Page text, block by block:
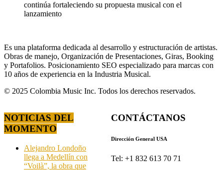
continúa fortaleciendo su propuesta musical con el
lanzamiento
Es una plataforma dedicada al desarrollo y estructuración de artistas.
Obras de manejo, Organización de Presentaciones, Giras, Booking
y Portafolios. Posicionamiento SEO especializado para marcas con
10 años de experiencia en la Industria Musical.
© 2025 Colombia Music Inc. Todos los derechos reservados.
NOTICIAS DEL
MOMENTO
Alejandro Londoño
llega a Medellín con
“Voilà”, la obra que
CONTÁCTANOS
Dirección General USA
Tel: +1 832 613 70 71